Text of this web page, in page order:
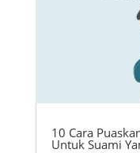
10 Cara
Untuk Suami